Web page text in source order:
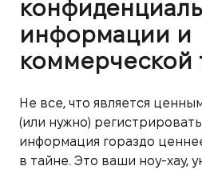
информации и
коммерческой
Не все, что является
(или нужно)
информация гораздо
в тайне. Это ваши ноу-хау,